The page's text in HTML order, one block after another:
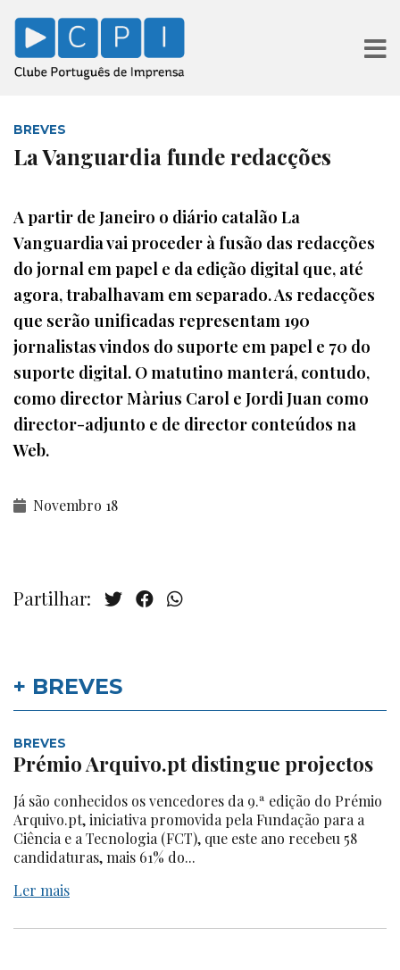
BREVES
La Vanguardia funde redacções
A partir de Janeiro o diário catalão La
Vanguardia vai proceder à fusão das redacções
do jornal em papel e da edição digital que, até
agora, trabalhavam em separado. As redacções
que serão unificadas representam 190
jornalistas vindos do suporte em papel e 70 do
suporte digital. O matutino manterá, contudo,
como director Màrius Carol e Jordi Juan como
director-adjunto e de director conteúdos na
Web.
Novembro 18
Partilhar:
+ BREVES
BREVES
Prémio Arquivo.pt distingue projectos
Já são conhecidos os vencedores da 9.ª edição do Prémio
Arquivo.pt, iniciativa promovida pela Fundação para a
Ciência e a Tecnologia (FCT), que este ano recebeu 58
candidaturas, mais 61% do...
Ler mais